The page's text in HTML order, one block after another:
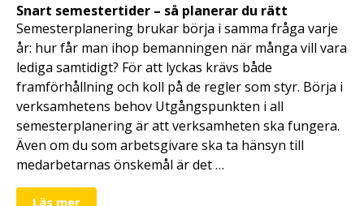
Snart semestertider – så planerar du rätt
Semesterplanering brukar börja i samma fråga varje
år: hur får man ihop bemanningen när många vill vara
lediga samtidigt? För att lyckas krävs både
framförhållning och koll på de regler som styr. Börja i
verksamhetens behov Utgångspunkten i all
semesterplanering är att verksamheten ska fungera.
Även om du som arbetsgivare ska ta hänsyn till
medarbetarnas önskemål är det …
Läs mer